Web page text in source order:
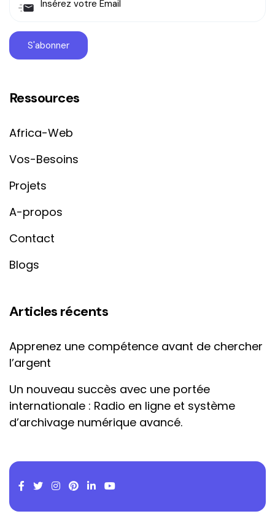
Ressources
Africa-Web
Vos-Besoins
Projets
A-propos
Contact
Blogs
Articles récents
Apprenez une compétence avant de chercher
l’argent
Un nouveau succès avec une portée
internationale : Radio en ligne et système
d’archivage numérique avancé.